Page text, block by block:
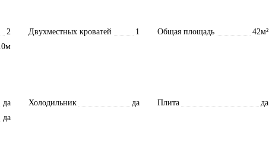
2 Двухместных кроватей 1 Общая площадь
42м²
да Холодильник да Плита
да
да